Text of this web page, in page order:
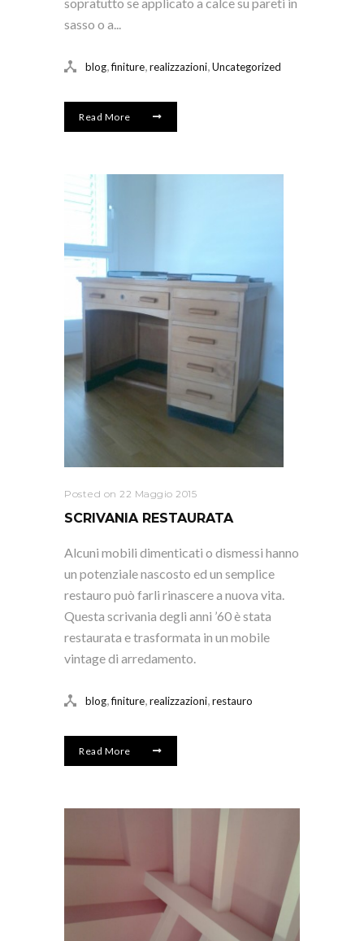
sasso o a...
blog ,finiture realizzazioni Uncategorized
Read More
Posted on 22 Maggio 2015
SCRIVANIA RESTAURATA
Alcuni mobili dimenticati o dismessi hanno
un potenziale nascosto ed un semplice
restauro può farli rinascere a nuova vita.
Questa scrivania degli anni ’60 è stata
restaurata e trasformata in un mobile
vintage di arredamento.
blog ,finiture realizzazioni restauro
Read More